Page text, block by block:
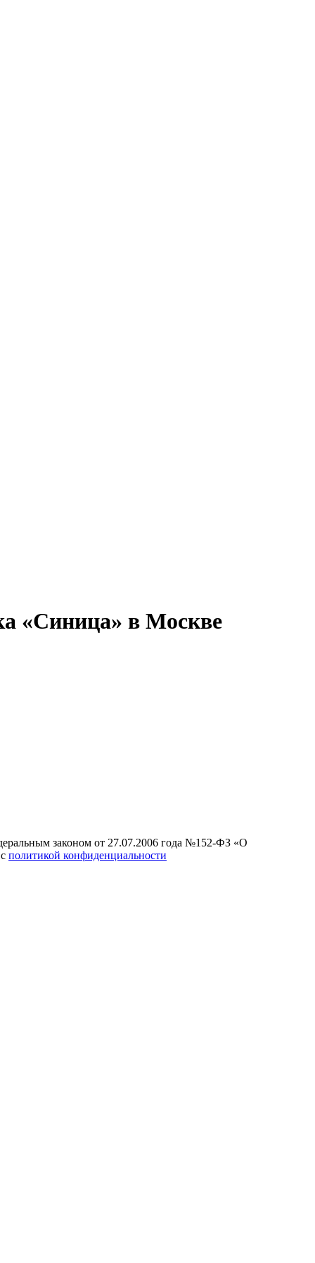
«Синица» в Москве
законом от 27.07.2006 года №152-ФЗ «О
политикой конфиденциальности